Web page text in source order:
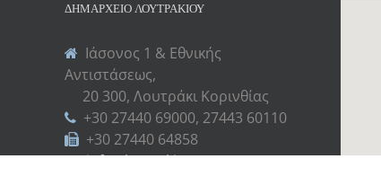
ΔΗΜΑΡΧΕΊΟ ΛΟΥΤΡΑΚΊΟΥ
Ιάσονος 1 & Εθνικής
Αντιστάσεως,
20 300, Λουτράκι Κορινθίας
+30 27440 69000, 27443 60110
+30 27440 64858
info@loutraki.gr